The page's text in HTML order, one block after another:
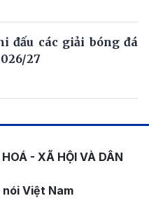
đấu các giải bóng đá
27
- XÃ HỘI VÀ DÂN
Việt Nam